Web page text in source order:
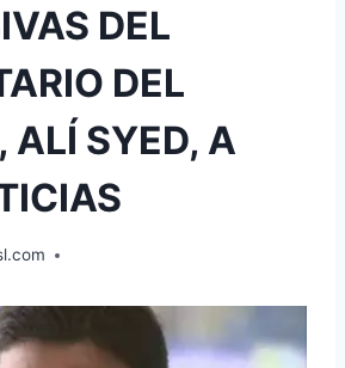
DEL
DEL
ALÍ SYED, A